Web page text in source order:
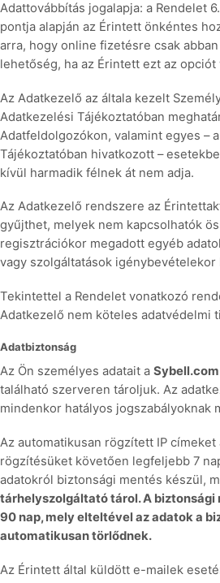
Adattovábbítás jogalapja: a Rendelet
pontja alapján az Érintett önkéntes
arra, hogy online fizetésre csak
lehetőség, ha az Érintett ezt az opciót
Az Adatkezelő az általa kezelt
Adatkezelési Tájékoztatóban
Adatfeldolgozókon, valamint egyes –
Tájékoztatóban hivatkozott –
kívül harmadik félnek át nem adja.
Az Adatkezelő rendszere az
gyűjthet, melyek nem kapcsolhatók
regisztrációkor megadott egyéb
vagy szolgáltatások igénybevételekor
Tekintettel a Rendelet vonatkozó
Adatkezelő nem köteles adatvédelmi
Adatbiztonság
Az Ön személyes adatait a Sybell.com
található szerveren tároljuk. Az
mindenkor hatályos jogszabályoknak
Az automatikusan rögzített IP címeket
rögzítésüket követően legfeljebb 7
adatokról biztonsági mentés készül,
tárhelyszolgáltató tárol. A biztonsági
90 nap, mely elteltével az adatok a
automatikusan törlődnek.
Az Érintett által küldött e-mailek